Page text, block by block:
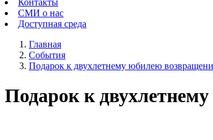
Контакты
СМИ о нас
Доступная среда
Главная
События
Подарок к двухлетнему юбилею
Подарок к